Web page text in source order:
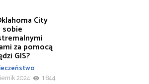
City
sobie
za pomocą
GIS?
2024
1 844